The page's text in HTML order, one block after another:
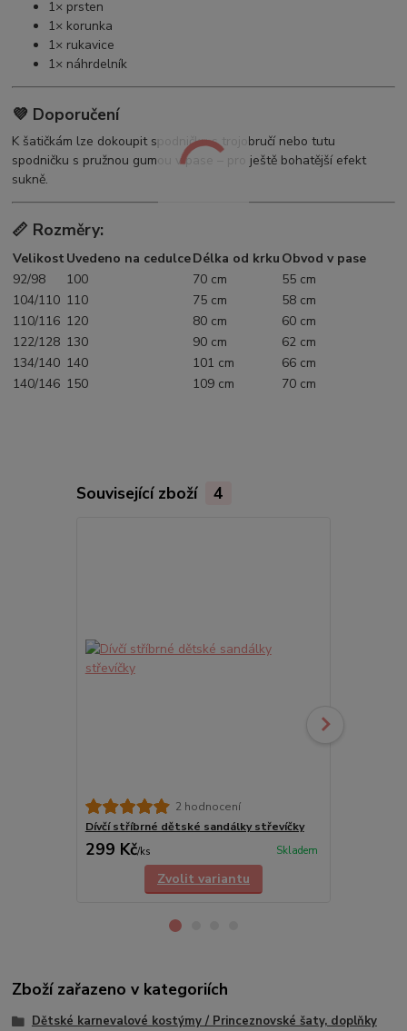
1× prsten
1× korunka
1× rukavice
1× náhrdelník
💜 Doporučení
K šatičkám lze dokoupit spodničku s trojobručí nebo tutu
spodničku s pružnou gumou v pase – pro ještě bohatější efekt
sukně.
📏 Rozměry:
Velikost Uvedeno na cedulceDélka od krku Obvod v pase
92/98
100 70 cm
55 cm
104/110 110 75 cm
58 cm
110/116 120 80 cm
60 cm
122/128 130 90 cm
62 cm
134/140 140 101 cm
66 cm
140/146 150 109 cm 70 cm
Související zboží 4
2 hodnocení
Dívčí stříbrné dětské sandálky střevíčky
299 Kč/ks Skladem
Zvolit variantu
Zboží zařazeno v kategoriích
Dětské karnevalové kostýmy / Princeznovské šaty, doplňky